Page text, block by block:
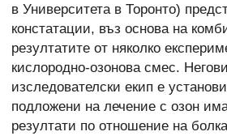
в Университета в Торонто)
констатации, въз основа на
резултатите от няколко
кислородно-озонова смес.
изследователски екип е
подложени на лечение с озон
резултати по отношение на